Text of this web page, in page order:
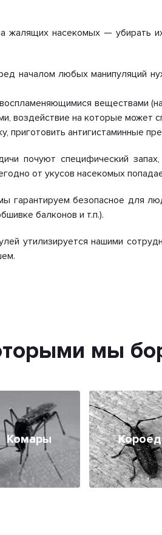
жалящих насекомых — убирать
началом любых манипуляций
веществами
воздействие на которые может
антигистаминные
почуют специфический
от укусов насекомых
гарантируем безопасное для
балконов и т.п.).
утилизируется нашими
мы
Комары Короед